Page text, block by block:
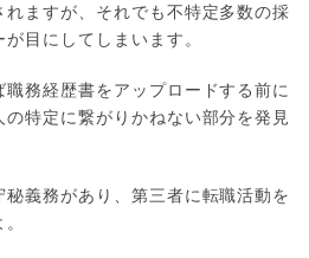
ますが、それでも不特定多数の採
目にしてしまいます。
務経歴書をアップロードする前に
特定に繋がりかねない部分を発見
義務があり、第三者に転職活動を